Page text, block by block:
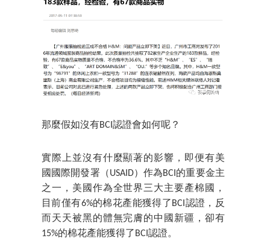
那麼假如沒有BCI認證會如何呢？
實際上並沒有什麼顯著的影響，即便有美
國國際開發署（USAID）作為BCI的重要金主
之一，美國作為全世界三大主要產棉國，
目前僅有6%的棉花產能獲得了BCI認證，反
而天天被黑的體無完膚的中國新疆，卻有
15%的棉花產能獲得了BCI認證。